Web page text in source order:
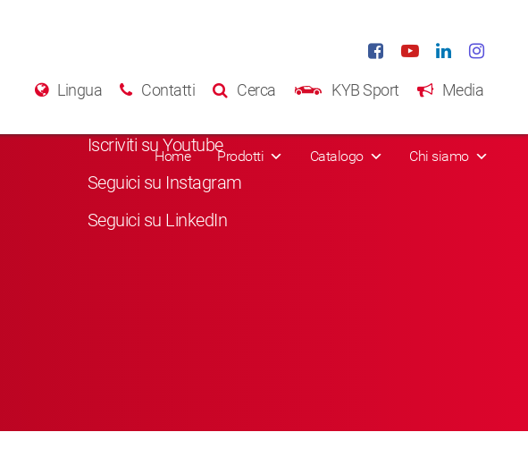
Lingua Contatti Cerca KYB Sport Media
Home Prodotti Catalogo Chi siamo
Iscriviti su Youtube
Seguici su Instagram
Seguici su LinkedIn